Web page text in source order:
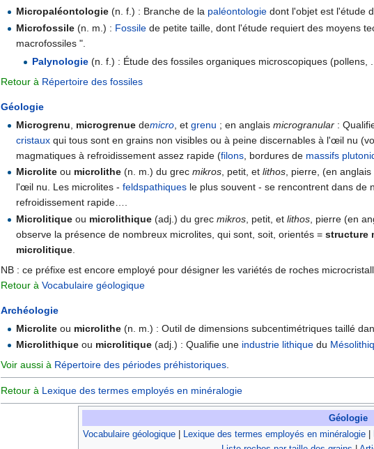
Micropaléontologie (n. f.) : Branche de la paléontologie dont l'objet est l'étude
Microfossile (n. m.) : Fossile de petite taille, dont l'étude requiert des moyens
macrofossiles ".
Palynologie(n. f.) : Étude des fossiles organiques microscopiques (pollens,
Retour à Répertoire des fossiles
Géologie
Microgrenu
microgrenue demicro , etgrenu ; en anglaismicrogranular :
cristaux qui tous sont en grains non visibles ou à peine discernables à l'œil nu
magmatiques à refroidissement assez rapide (filons , bordures de massifs
Microlite ou microlithe (n. m.) du grecmikros, petit, etlithos, pierre, (en
l'œil nu. Les microlites -feldspathiques le plus souvent - se rencontrent dans de
refroidissement rapide….
Microlitique ou microlithique (adj.) du grecmikros , petit, etlithos , pierre (en
observe la présence de nombreux microlites, qui sont, soit, orientés =structure
microlitique
NB : ce préfixe est encore employé pour désigner les variétés de roches
Retour à Vocabulaire géologique
Archéologie
Microlite ou microlithe (n. m.) : Outil de dimensions subcentimétriques taillé
Microlithique ou microlitique (adj.) : Qualifie une industrie lithique du
Voir aussi à Répertoire des périodes préhistoriques.
Retour à Lexique des termes employés en minéralogie
Géologie
Vocabulaire géologique| Lexique des termes employés en minéralogie|